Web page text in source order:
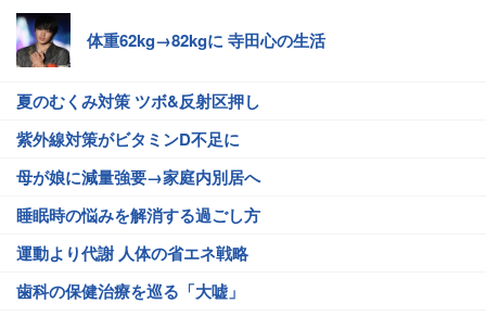
体重62kg→82kgに 寺田心の生活
夏のむくみ対策 ツボ&反射区押し
紫外線対策がビタミンD不足に
母が娘に減量強要→家庭内別居へ
睡眠時の悩みを解消する過ごし方
運動より代謝 人体の省エネ戦略
歯科の保健治療を巡る「大嘘」